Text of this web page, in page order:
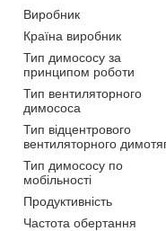
Виробник
Країна виробник
Тип димососу за
принципом роботи
Тип вентиляторного
димососа
Тип відцентрового
вентиляторного
Тип димососу по
мобільності
Продуктивність
Частота обертання